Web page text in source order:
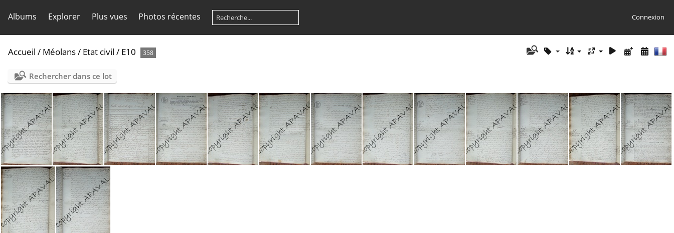
Albums Explorer Plus vues Photos récentes Connexion
Accueil / Méolans/ Etat civil / E10 358
Rechercher dans ce lot
E10 NMD 031 E10 NMD 032 E10 NMD 033